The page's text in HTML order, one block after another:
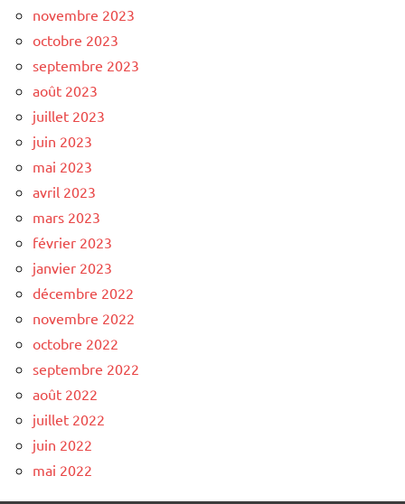
novembre 2023
octobre 2023
septembre 2023
août 2023
juillet 2023
juin 2023
mai 2023
avril 2023
mars 2023
février 2023
janvier 2023
décembre 2022
novembre 2022
octobre 2022
septembre 2022
août 2022
juillet 2022
juin 2022
mai 2022